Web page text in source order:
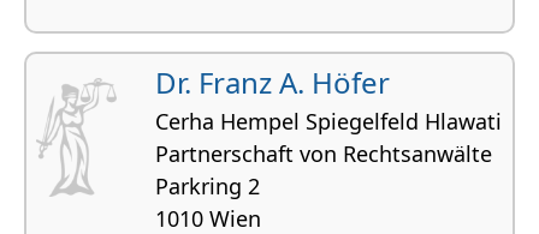
Dr. Franz A. Höfer
Cerha Hempel Spiegelfeld Hlawati
Partnerschaft von Rechtsanwälte
Parkring 2
1010 Wien